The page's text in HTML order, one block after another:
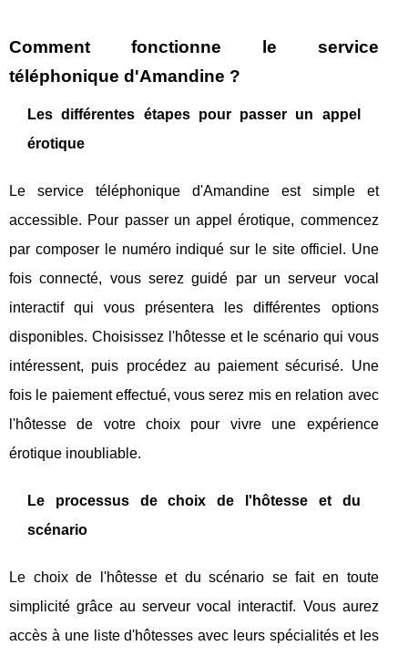
Comment fonctionne le service
téléphonique d'Amandine ?
Les différentes étapes pour passer un appel
érotique
Le service téléphonique d'Amandine est simple et
accessible. Pour passer un appel érotique, commencez
par composer le numéro indiqué sur le site officiel. Une
fois connecté, vous serez guidé par un serveur vocal
interactif qui vous présentera les différentes options
disponibles. Choisissez l'hôtesse et le scénario qui vous
intéressent, puis procédez au paiement sécurisé. Une
fois le paiement effectué, vous serez mis en relation avec
l'hôtesse de votre choix pour vivre une expérience
érotique inoubliable.
Le processus de choix de l'hôtesse et du
scénario
Le choix de l'hôtesse et du scénario se fait en toute
simplicité grâce au serveur vocal interactif. Vous aurez
accès à une liste d'hôtesses avec leurs spécialités et les